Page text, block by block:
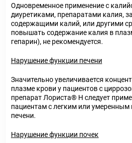
Одновременное применение с
диуретиками, препаратами калия,
содержащими калий, или другими
повышать содержание калия в
гепарин), не рекомендуется.
Нарушение функции печени
Значительно увеличивается
плазме крови у пациентов с
препарат Лориста® Н следует
пациентам с легким или
печени.
Нарушение функции почек